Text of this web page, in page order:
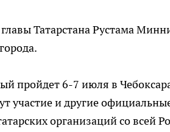
Татарстана Рустама
пройдет 6-7 июля в
участие и другие
организаций со всей